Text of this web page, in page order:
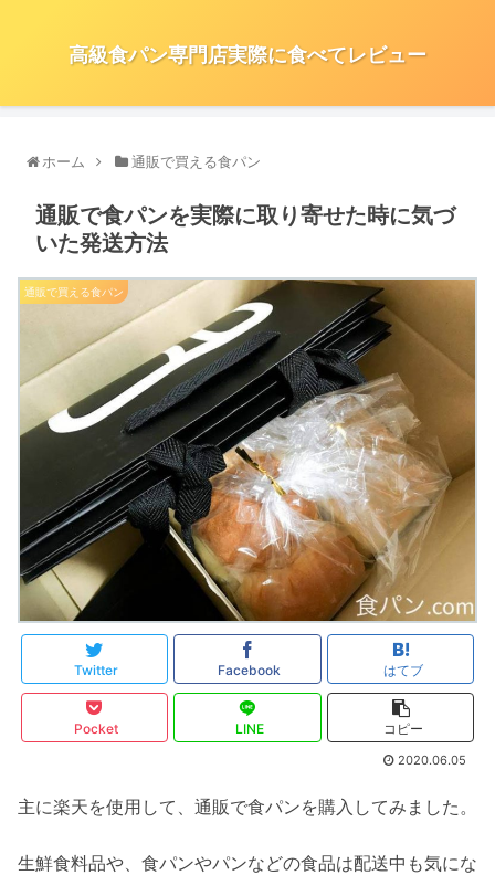
高級食パン専門店実際に食べてレビュー
ホーム 通販で買える食パン
通販で食パンを実際に取り寄せた時に気づ
いた発送方法
通販で買える食パン
Twitter Facebook はてブ
Pocket LINE コピー
2020.06.05
主に楽天を使用して、通販で食パンを購入してみました。
生鮮食料品や、食パンやパンなどの食品は配送中も気にな